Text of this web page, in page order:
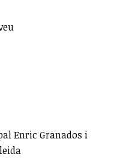
Enric Granados i